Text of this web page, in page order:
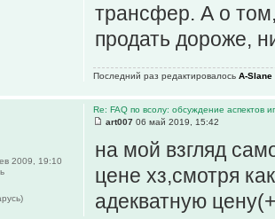
трансфер. А о
продать дороже,
Последний раз редактировалось A-Slane
Re: FAQ по всолу: обсуждение аспектов
art007 06 май 2019, 15:42
на мой взгляд
цене хз,смотря
адекватную
2009, 19:10